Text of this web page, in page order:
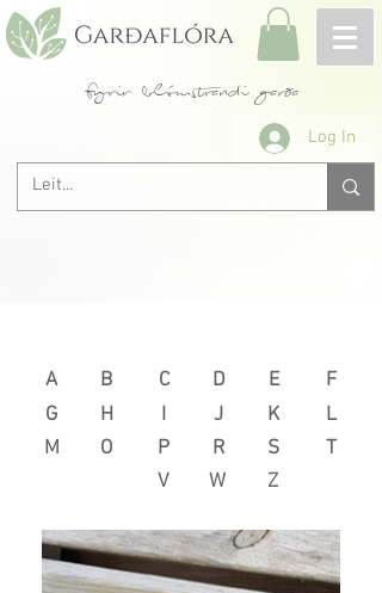
fyrir blómstrandi garða
Log In
A
G
M
B
H
O
C D
E
I
J
K
P
R
S
V
W Z
F
L
T